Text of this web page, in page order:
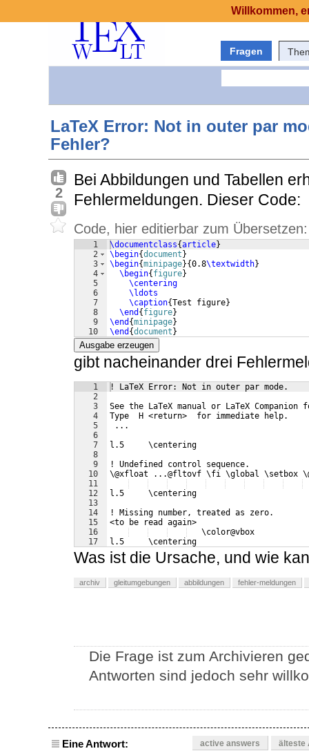
Fragen
LaTeX Error: Not in outer par
Fehler?
2
Bei Abbildungen und Tabellen
Fehlermeldungen. Dieser Code:
Code, hier editierbar zum Übersetzen:
1
2
3
4
5
6
7
8
9
10
\documentclass{article}
\begin{document }
\begin{minipage}{0.8\textwidth}
\begin{ figure}
\centering
\ldots
\caption{Test figure}
\end { figure}
\end {minipage}
\end {document }
Ausgabe erzeugen
gibt nacheinander drei
1
2
3
4
5
6
7
8
9
10
11
12
13
14
15
16
17
! LaTeX Error: Not in outer par mode.
See the LaTeX manual or LaTeX
Type  H <return>  for immediate help.
...
l.5     \centering
! Undefined control sequence.
\@xfloat ...@fltovf \fi \global \setbox
l.5     \centering
! Missing number, treated as zero.
<to be read again>
   \color@vbox
l.5     \centering
Was ist die Ursache, und wie
archiv gleitumgebungen abbildungen fehler-meldungen
Die Frage ist zum Archivieren
Antworten sind jedoch sehr
Eine Antwort: active answers älteste
Willkommen,